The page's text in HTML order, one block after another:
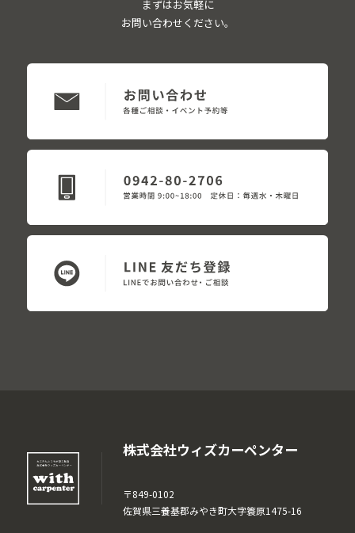
まずはお気軽に
お問い合わせください。
株式会社ウィズカーペンター
〒849-0102
佐賀県三養基郡みやき町大字簑原1475-16